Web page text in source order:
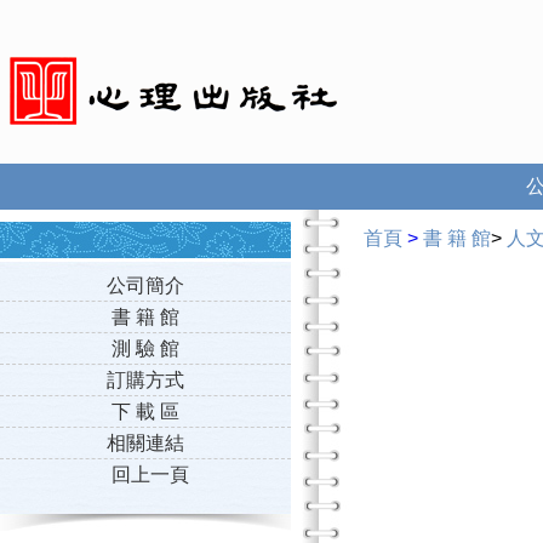
公司簡介
書 籍 館
測 驗 館
訂購方式
下 載 區
相關連結
回上一頁
首頁 > 書 籍 館> 人